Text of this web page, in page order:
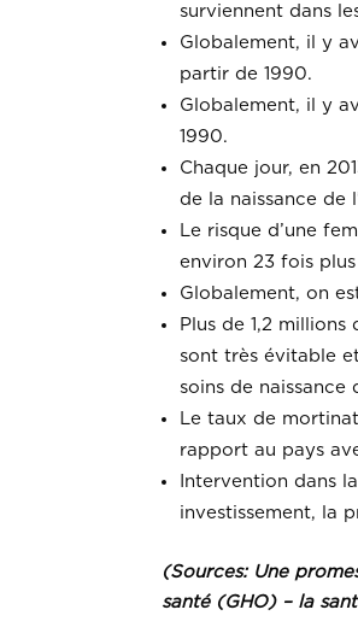
surviennent dans
Globalement, il y
partir de 1990.
Globalement, il y
1990.
Chaque jour, en
de la naissance de
Le risque d’une
environ 23 fois
Globalement, on
Plus de 1,2
sont très évitable
soins de naissance
Le taux de
rapport au pays
Intervention dans
investissement, la
(Sources: Une
santé (GHO) – la